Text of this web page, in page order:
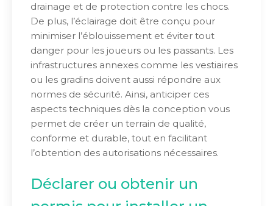
drainage et de protection contre les chocs.
De plus, l’éclairage doit être conçu pour
minimiser l’éblouissement et éviter tout
danger pour les joueurs ou les passants. Les
infrastructures annexes comme les vestiaires
ou les gradins doivent aussi répondre aux
normes de sécurité. Ainsi, anticiper ces
aspects techniques dès la conception vous
permet de créer un terrain de qualité,
conforme et durable, tout en facilitant
l’obtention des autorisations nécessaires.
Déclarer ou obtenir un